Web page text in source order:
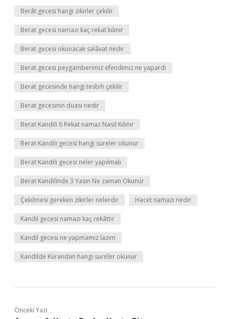
Berât gecesi hangi zikirler çekilir
Berat gecesi namazı kaç rekat kılınır
Berat gecesi okunacak salâvat nedir
Berat gecesi peygamberimiz efendimiz ne yapardı
Berat gecesinde hangi tesbih çekilir
Berat gecesinin duası nedir
Berat Kandili 6 Rekat namaz Nasıl Kılınır
Berat Kandili gecesi hangi sureler okunur
Berat Kandili gecesi neler yapılmalı
Berat Kandilinde 3 Yasin Ne zaman Okunur
Çekilmesi gereken zikirler nelerdir Hacet namazı nedir
Kandil gecesi namazı kaç rekâttır
Kandil gecesi ne yapmamız lazım
Kandilde Kurandan hangi sureler okunur
Önceki Yazı